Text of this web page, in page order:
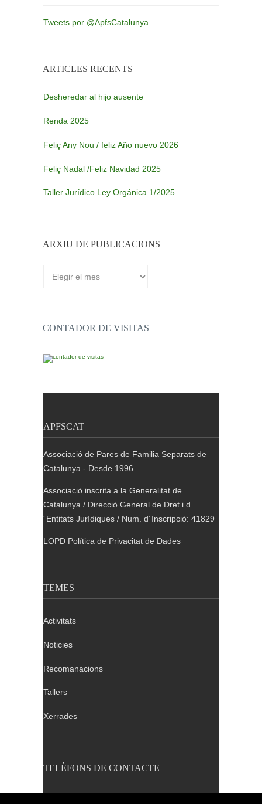
Tweets por @ApfsCatalunya
ARTICLES RECENTS
Desheredar al hijo ausente
Renda 2025
Feliç Any Nou / feliz Año nuevo 2026
Feliç Nadal /Feliz Navidad 2025
Taller Jurídico Ley Orgánica 1/2025
ARXIU DE PUBLICACIONS
CONTADOR DE VISITAS
APFSCAT
Associació de Pares de Familia Separats de
Catalunya - Desde 1996
Associació inscrita a la Generalitat de
Catalunya / Direcció General de Dret i d
´Entitats Jurídiques / Num. d´Inscripció: 41829
LOPD Política de Privacitat de Dades
TEMES
Activitats
Noticies
Recomanacions
Tallers
Xerrades
TELÈFONS DE CONTACTE
Barcelona: 932 640 655